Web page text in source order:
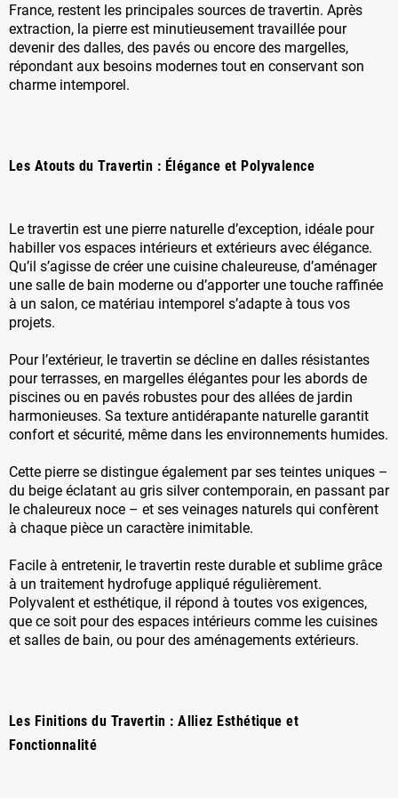
France, restent les principales sources de travertin. Après
extraction, la pierre est minutieusement travaillée pour
devenir des dalles, des pavés ou encore des margelles,
répondant aux besoins modernes tout en conservant son
charme intemporel.
Les Atouts du Travertin : Élégance et Polyvalence
Le travertin est une pierre naturelle d’exception, idéale pour
habiller vos espaces intérieurs et extérieurs avec élégance.
Qu’il s’agisse de créer une cuisine chaleureuse, d’aménager
une salle de bain moderne ou d’apporter une touche raffinée
à un salon, ce matériau intemporel s’adapte à tous vos
projets.
Pour l’extérieur, le travertin se décline en dalles résistantes
pour terrasses, en margelles élégantes pour les abords de
piscines ou en pavés robustes pour des allées de jardin
harmonieuses. Sa texture antidérapante naturelle garantit
confort et sécurité, même dans les environnements humides.
Cette pierre se distingue également par ses teintes uniques –
du beige éclatant au gris silver contemporain, en passant par
le chaleureux noce – et ses veinages naturels qui confèrent
à chaque pièce un caractère inimitable.
Facile à entretenir, le travertin reste durable et sublime grâce
à un traitement hydrofuge appliqué régulièrement.
Polyvalent et esthétique, il répond à toutes vos exigences,
que ce soit pour des espaces intérieurs comme les cuisines
et salles de bain, ou pour des aménagements extérieurs.
Les Finitions du Travertin : Alliez Esthétique et
Fonctionnalité